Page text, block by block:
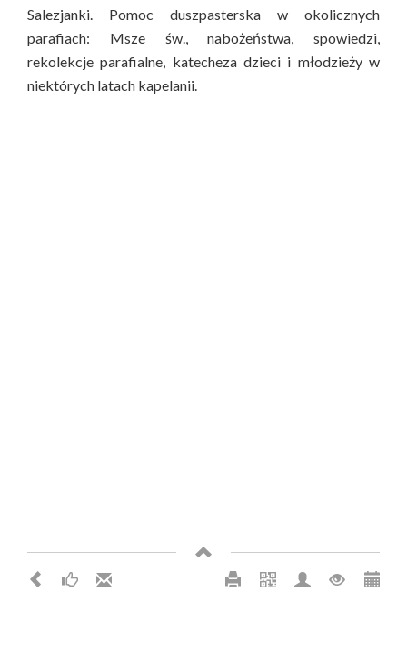
Salezjanki. Pomoc duszpasterska w okolicznych
parafiach: Msze św., nabożeństwa, spowiedzi,
rekolekcje parafialne, katecheza dzieci i młodzieży w
niektórych latach kapelanii.